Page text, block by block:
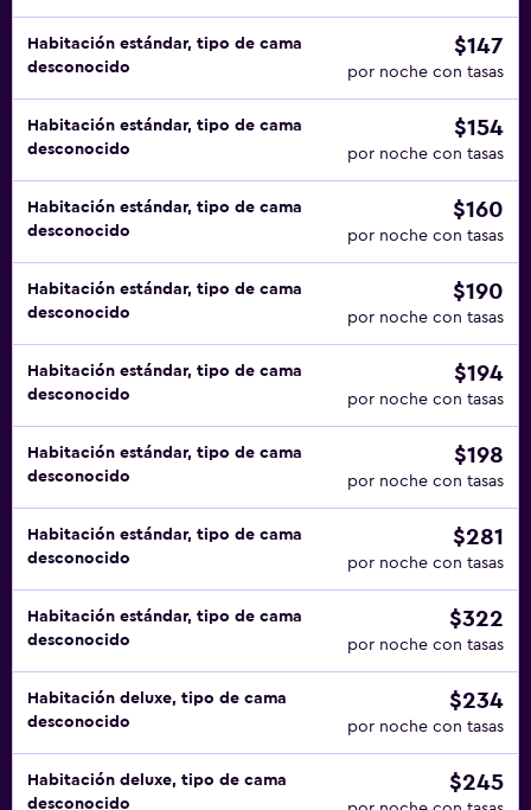
Habitación estándar, tipo de cama
desconocido
$147
por noche con tasas
Habitación estándar, tipo de cama
desconocido
$154
por noche con tasas
Habitación estándar, tipo de cama
desconocido
$160
por noche con tasas
Habitación estándar, tipo de cama
desconocido
$190
por noche con tasas
Habitación estándar, tipo de cama
desconocido
$194
por noche con tasas
Habitación estándar, tipo de cama
desconocido
$198
por noche con tasas
Habitación estándar, tipo de cama
desconocido
$281
por noche con tasas
Habitación estándar, tipo de cama
desconocido
$322
por noche con tasas
Habitación deluxe, tipo de cama
desconocido
$234
por noche con tasas
Habitación deluxe, tipo de cama
desconocido
$245